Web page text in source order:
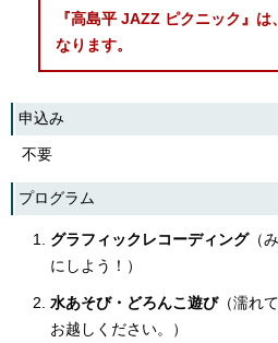
『高島平 JAZZ ピクニック』
なります。
申込み
不要
プログラム
グラフィックレコーディング（
にしよう！）
水あそび・どろんこ遊び（濡れ
お越しください。）